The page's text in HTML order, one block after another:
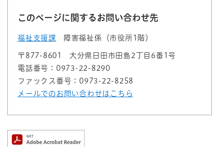
このページに関するお問い合わせ先
福祉支援課 障害福祉係（市役所1階）
〒877-8601
大分県日田市田島2丁目6番1号
電話番号：0973-22-8290
ファックス番号：0973-22-8258
メールでのお問い合わせはこちら